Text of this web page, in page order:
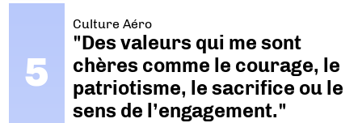
Culture Aéro
"Des valeurs qui me sont
chères comme le courage, le
patriotisme, le sacrifice ou le
sens de l’engagement."